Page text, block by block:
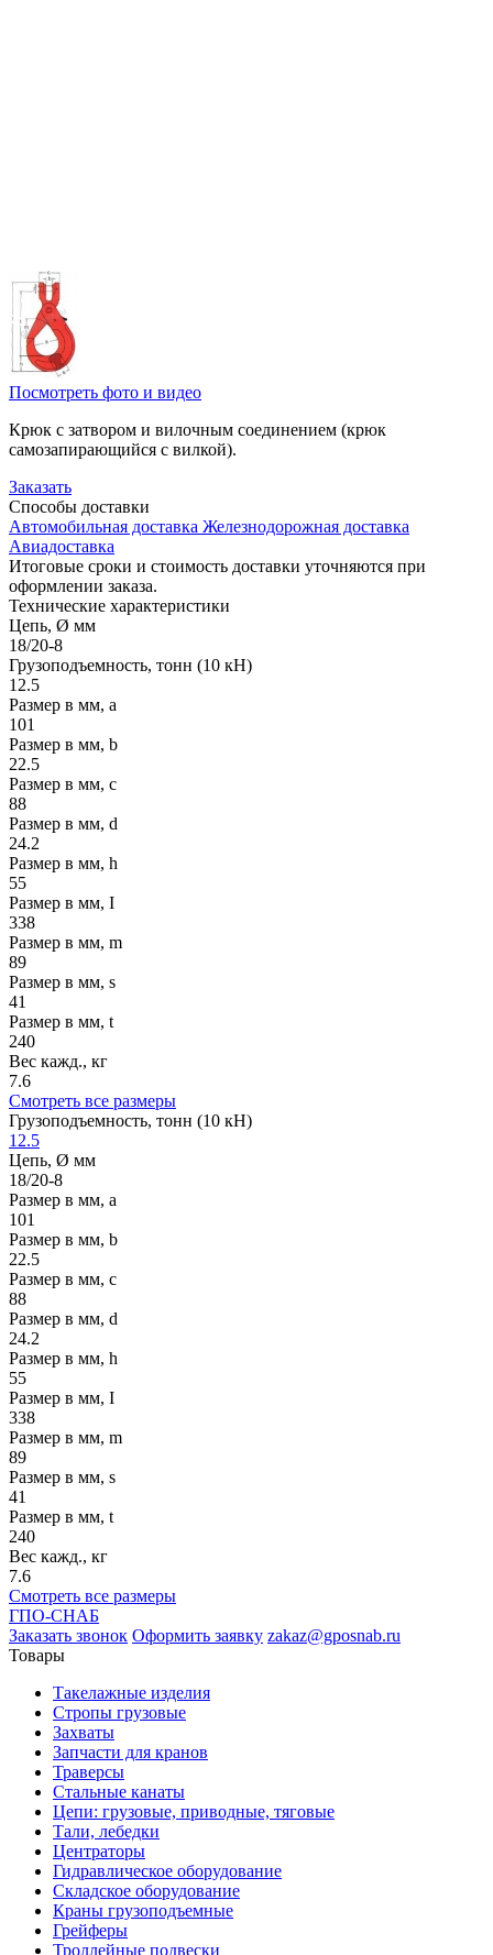
Посмотреть фото и видео
Крюк с затвором и вилочным соединением (крюк
самозапирающийся с вилкой).
Заказать
Способы доставки
Автомобильная доставка Железнодорожная доставка
Авиадоставка
Итоговые сроки и стоимость доставки уточняются при
оформлении заказа.
Технические характеристики
Цепь, Ø мм
18/20-8
Грузоподъемность, тонн (10 кН)
12.5
Размер в мм, a
101
Размер в мм, b
22.5
Размер в мм, с
88
Размер в мм, d
24.2
Размер в мм, h
55
Размер в мм, I
338
Размер в мм, m
89
Размер в мм, s
41
Размер в мм, t
240
Вес кажд., кг
7.6
Смотреть все размеры
Грузоподъемность, тонн (10 кН)
12.5
Цепь, Ø мм
18/20-8
Размер в мм, a
101
Размер в мм, b
22.5
Размер в мм, с
88
Размер в мм, d
24.2
Размер в мм, h
55
Размер в мм, I
338
Размер в мм, m
89
Размер в мм, s
41
Размер в мм, t
240
Вес кажд., кг
7.6
Смотреть все размеры
ГПО-СНАБ
Заказать звонок Оформить заявку zakaz@gposnab.ru
Товары
Такелажные изделия
Стропы грузовые
Захваты
Запчасти для кранов
Траверсы
Стальные канаты
Цепи: грузовые, приводные, тяговые
Тали, лебедки
Центраторы
Гидравлическое оборудование
Складское оборудование
Краны грузоподъемные
Грейферы
Троллейные подвески